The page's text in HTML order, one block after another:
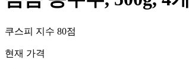
쿠스피 지수 80점
현재 가격